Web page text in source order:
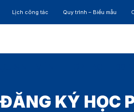
Lịch công tác Quy trình – Biểu mẫu
KÝ HỌC